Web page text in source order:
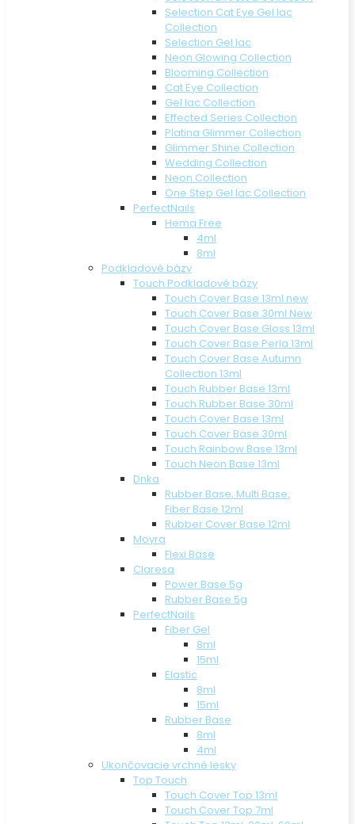
Selection Cat Eye Gel lac
Collection
Selection Gel lac
Neon Glowing Collection
Blooming Collection
Cat Eye Collection
Gel lac Collection
Effected Series Collection
Platina Glimmer Collection
Glimmer Shine Collection
Wedding Collection
Neon Collection
One Step Gel lac Collection
PerfectNails
Hema Free
4ml
8ml
Podkladové bázy
Touch Podkladové bázy
Touch Cover Base 13ml new
Touch Cover Base 30ml New
Touch Cover Base Gloss 13ml
Touch Cover Base Perla 13ml
Touch Cover Base Autumn
Collection 13ml
Touch Rubber Base 13ml
Touch Rubber Base 30ml
Touch Cover Base 13ml
Touch Cover Base 30ml
Touch Rainbow Base 13ml
Touch Neon Base 13ml
Dnka
Rubber Base, Multi Base,
Fiber Base 12ml
Rubber Cover Base 12ml
Moyra
Flexi Base
Claresa
Power Base 5g
Rubber Base 5g
PerfectNails
Fiber Gel
8ml
15ml
Elastic
8ml
15ml
Rubber Base
8ml
4ml
Ukončovacie vrchné lesky
Top Touch
Touch Cover Top 13ml
Touch Cover Top 7ml